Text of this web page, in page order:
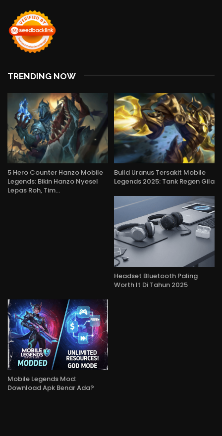
TRENDING NOW
5 Hero Counter Hanzo Mobile
Legends: Bikin Hanzo Nyesel
Lepas Roh, Tim…
Build Uranus Tersakit Mobile
Legends 2025: Tank Regen Gila
Headset Bluetooth Paling
Worth It Di Tahun 2025
Mobile Legends Mod:
Download Apk Benar Ada?